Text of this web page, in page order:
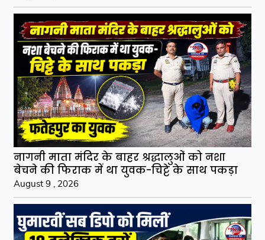
नागनी माता मंदिर के बाहर श्रद्धालुओं को नशा
बेचने की फिराक में था युवक-चिट्टे के साथ पकड़ा
August 9 , 2026